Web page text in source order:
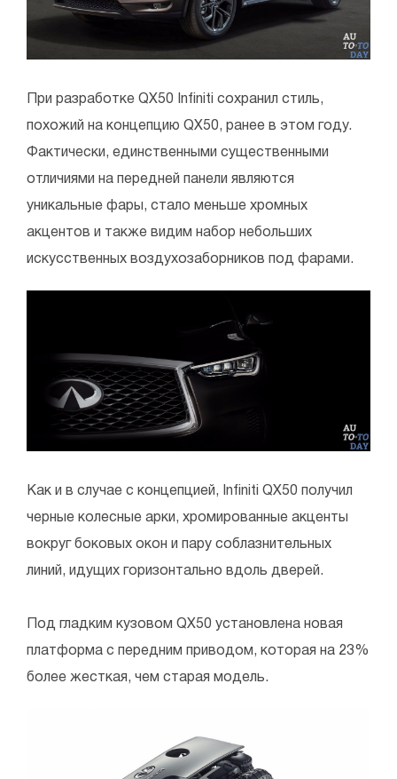
При разработке QX50 Infiniti сохранил стиль,
похожий на концепцию QX50, ранее в этом году.
Фактически, единственными существенными
отличиями на передней панели являются
уникальные фары, стало меньше хромных
акцентов и также видим набор небольших
искусственных воздухозаборников под фарами.
Как и в случае с концепцией, Infiniti QX50 получил
черные колесные арки, хромированные акценты
вокруг боковых окон и пару соблазнительных
линий, идущих горизонтально вдоль дверей.
Под гладким кузовом QX50 установлена новая
платформа с передним приводом, которая на 23%
более жесткая, чем старая модель.